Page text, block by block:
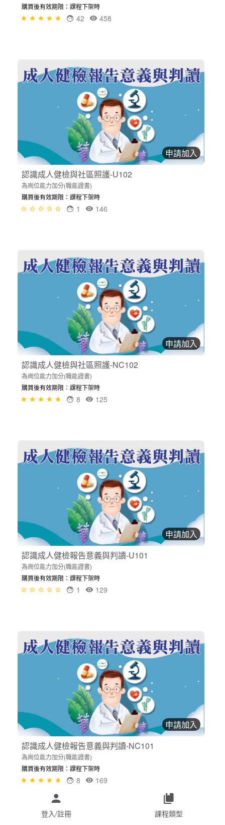
購買後有效期限：課程下架時
458
42
申請加入
認識成人健檢與社區照護-U102
為崗位能力加分(職能證書)
購買後有效期限：課程下架時
146
1
申請加入
認識成人健檢與社區照護-NC102
為崗位能力加分(職能證書)
購買後有效期限：課程下架時
125
8
申請加入
認識成人健檢報告意義與判讀-U101
為崗位能力加分(職能證書)
購買後有效期限：課程下架時
129
1
申請加入
認識成人健檢報告意義與判讀-NC101
為崗位能力加分(職能證書)
購買後有效期限：課程下架時
169
8
登入/註冊 課程類型